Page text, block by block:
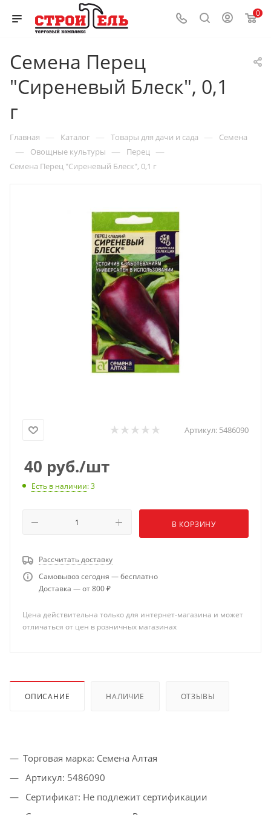
0
Семена Перец
"Сиреневый Блеск", 0,1
г
Главная — Каталог — Товары для дачи и сада — Семена
— Овощные культуры — Перец —
Семена Перец "Сиреневый Блеск", 0,1 г
Артикул: 5486090
40 руб./шт
Есть в наличии: 3
В КОРЗИНУ
Рассчитать доставку
Самовывоз сегодня — бесплатно
Доставка — от 800 ₽
Цена действительна только для интернет-магазина и может
отличаться от цен в розничных магазинах
ОПИСАНИЕ НАЛИЧИЕ ОТЗЫВЫ
Торговая марка: Семена Алтая
Артикул: 5486090
Сертификат: Не подлежит сертификации